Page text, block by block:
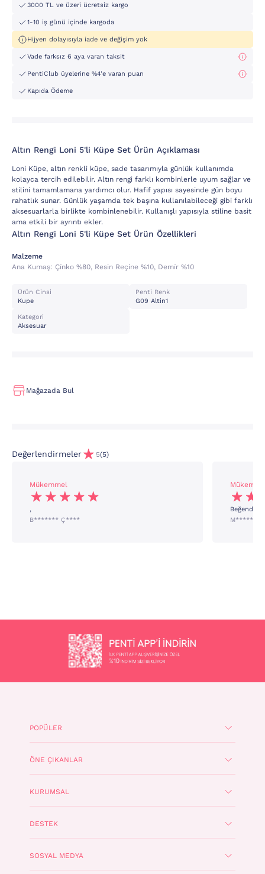
3000 TL ve üzeri ücretsiz kargo
1-10 iş günü içinde kargoda
Hijyen dolayısıyla iade ve değişim yok
Vade farksız 6 aya varan taksit
PentiClub üyelerine %4'e varan puan
Kapıda Ödeme
Altın Rengi Loni 5'li Küpe Set Ürün Açıklaması
Loni Küpe, altın renkli küpe, sade tasarımıyla günlük kullanımda
kolayca tercih edilebilir. Altın rengi farklı kombinlerle uyum sağlar ve
stilini tamamlamana yardımcı olur. Hafif yapısı sayesinde gün boyu
rahatlık sunar. Günlük yaşamda tek başına kullanılabileceği gibi farklı
aksesuarlarla birlikte kombinlenebilir. Kullanışlı yapısıyla stiline basit
ama etkili bir ayrıntı ekler.
Altın Rengi Loni 5'li Küpe Set Ürün Özellikleri
Malzeme
Ana Kumaş: Çi̇nko %80, Resin Reçine %10, Demi̇r %10
Ürün Cinsi
Kupe
Penti Renk
G09 Altin1
Kategori
Aksesuar
Mağazada Bul
Değerlendirmeler 5(5)
Mükemmel
,
B******* Ç****
Beğendim
M*****
POPÜLER
ÖNE ÇIKANLAR
KURUMSAL
DESTEK
SOSYAL MEDYA